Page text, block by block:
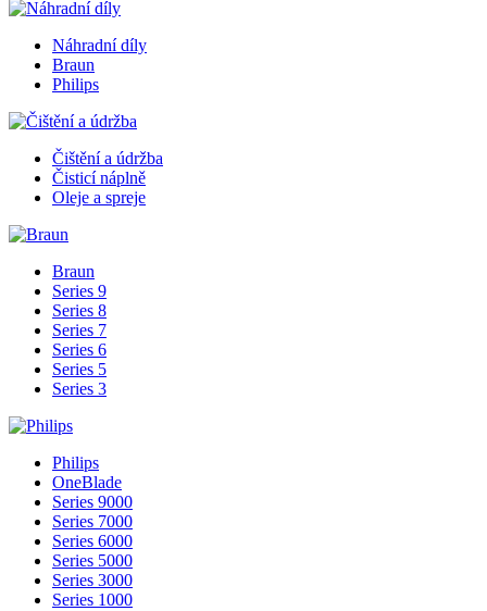
Náhradní díly
Braun
Philips
Čištění a údržba
Čisticí náplně
Oleje a spreje
Braun
Series 9
Series 8
Series 7
Series 6
Series 5
Series 3
Philips
OneBlade
Series 9000
Series 7000
Series 6000
Series 5000
Series 3000
Series 1000